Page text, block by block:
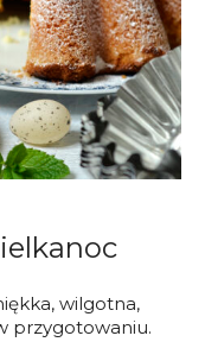
wilgotna,
przygotowaniu.